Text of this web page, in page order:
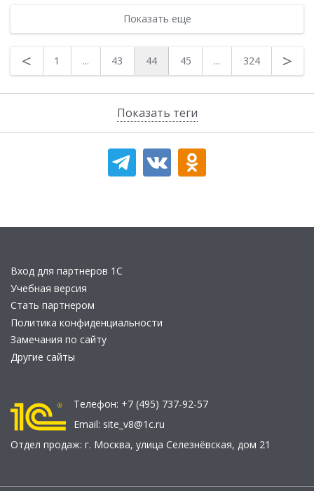
Показать теги
Показать еще
< 1 ... 43 44 45 ... 324 >
Вход для партнеров 1С
Учебная версия
Стать партнером
Политика конфиденциальности
Замечания по сайту
Другие сайты
Телефон: +7 (495) 737-92-57
Email: site_v8@1c.ru
Отдел продаж: г. Москва, улица Селезнёвская, дом 21